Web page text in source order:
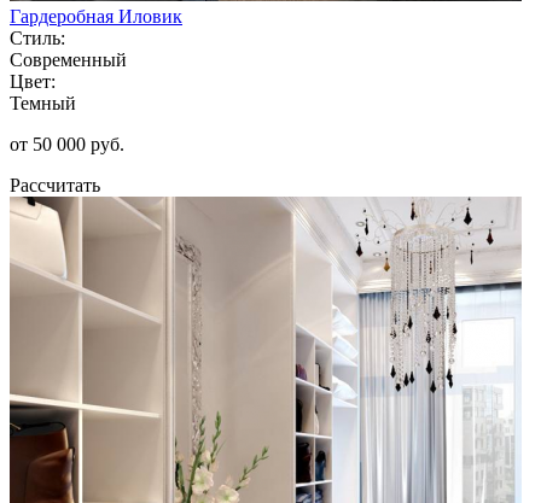
Гардеробная Иловик
Стиль:
Современный
Цвет:
Темный
от 50 000 руб.
Рассчитать